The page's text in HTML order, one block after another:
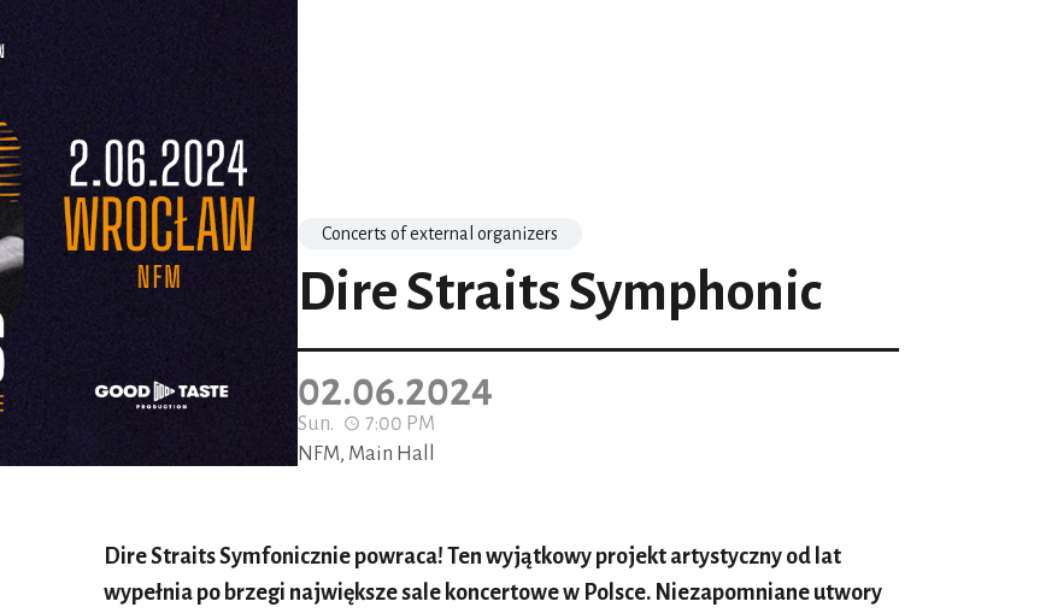
Concerts of external organizers
Dire Straits Symphonic
02.06.2024
Sun.
7:00 PM
NFM, Main Hall
Dire Straits Symfonicznie powraca! Ten wyjątkowy projekt artystyczny od lat
wypełnia po brzegi największe sale koncertowe w Polsce. Niezapomniane utwory